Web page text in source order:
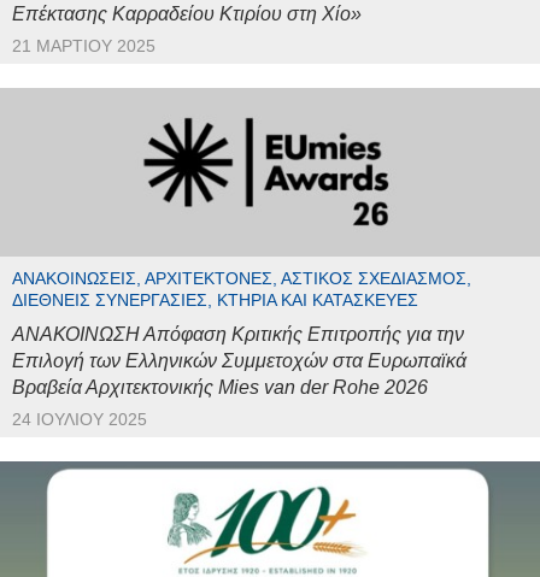
Επέκτασης Καρραδείου Κτιρίου στη Χίο»
21 ΜΑΡΤΊΟΥ 2025
ΑΝΑΚΟΙΝΏΣΕΙΣ, ΑΡΧΙΤΈΚΤΟΝΕΣ, ΑΣΤΙΚΌΣ ΣΧΕΔΙΑΣΜΌΣ,
ΔΙΕΘΝΕΊΣ ΣΥΝΕΡΓΑΣΊΕΣ, ΚΤΉΡΙΑ ΚΑΙ ΚΑΤΑΣΚΕΥΈΣ
ΑΝΑΚΟΙΝΩΣΗ Απόφαση Κριτικής Επιτροπής για την
Επιλογή των Ελληνικών Συμμετοχών στα Ευρωπαϊκά
Βραβεία Αρχιτεκτονικής Mies van der Rohe 2026
24 ΙΟΥΛΊΟΥ 2025